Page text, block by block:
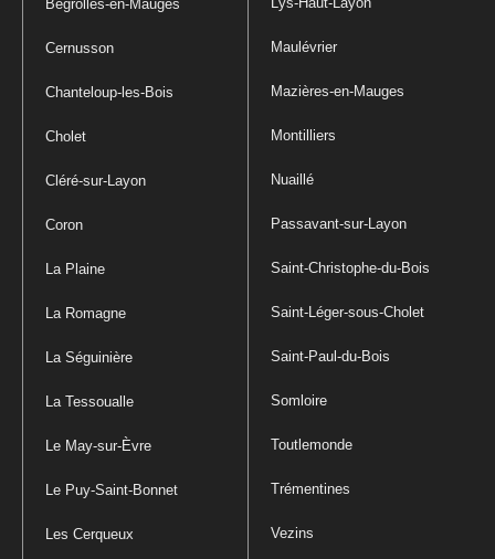
Bégrolles-en-Mauges
Cernusson
Chanteloup-les-Bois
Cholet
Cléré-sur-Layon
Coron
La Plaine
La Romagne
La Séguinière
La Tessoualle
Le May-sur-Èvre
Le Puy-Saint-Bonnet
Les Cerqueux
Maulévrier
Mazières-en-Mauges
Montilliers
Nuaillé
Passavant-sur-Layon
Saint-Christophe-du-Bois
Saint-Léger-sous-Cholet
Saint-Paul-du-Bois
Somloire
Toutlemonde
Trémentines
Vezins